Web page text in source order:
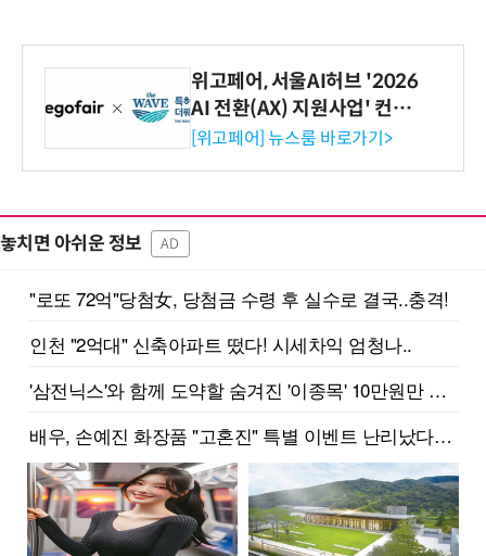
위고페어, 서울AI허브 '2026
AI 전환(AX) 지원사업' 컨소
시엄 선정
[위고페어] 뉴스룸 바로가기>
놓치면 아쉬운 정보 AD